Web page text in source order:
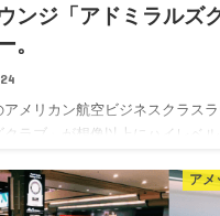
ンジ「アドミラルズ
。
アメリカン航空ビジネスクラス
クラブ」が想像以上にハイレベル
ンジレビュー。 成田空港の第2
…
アメ